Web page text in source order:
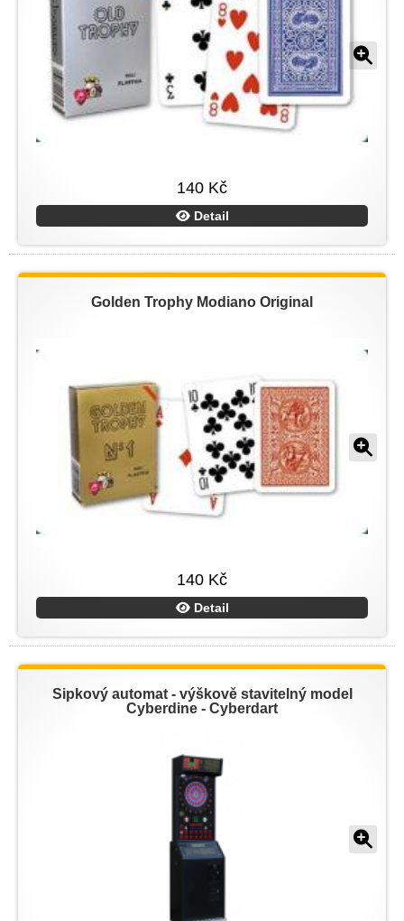
140 Kč
Detail
Golden Trophy Modiano Original
140 Kč
Detail
Šipkový automat - výškově stavitelný model
Cyberdine - Cyberdart